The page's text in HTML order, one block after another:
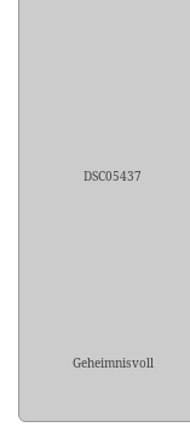
DSC05437
Geheimnisvoll